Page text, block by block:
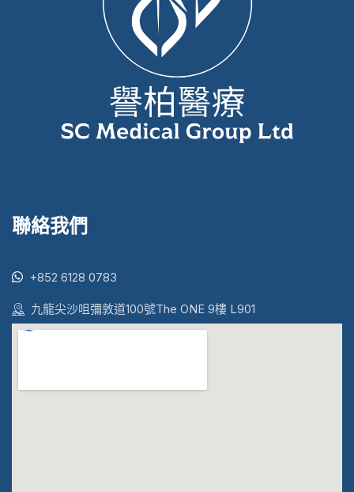
聯絡我們
+852 6128 0783
九龍尖沙咀彌敦道100號The ONE 9樓 L901